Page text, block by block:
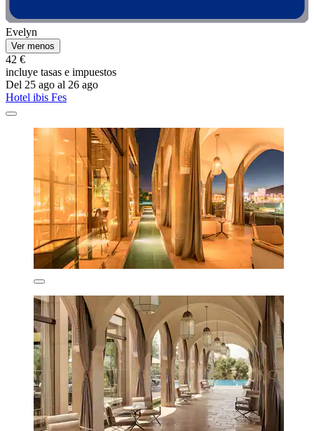
Evelyn
Ver menos
42 €
incluye tasas e impuestos
Del 25 ago al 26 ago
Hotel ibis Fes